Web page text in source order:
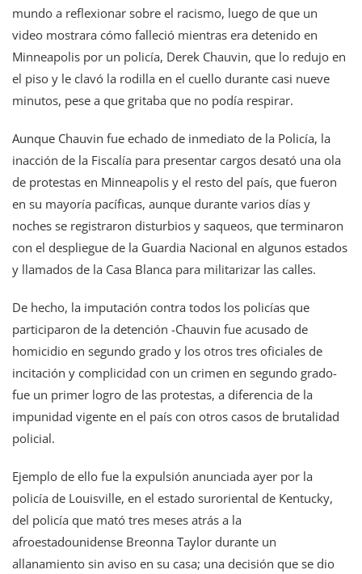
mundo a reflexionar sobre el racismo, luego de que un
video mostrara cómo falleció mientras era detenido en
Minneapolis por un policía, Derek Chauvin, que lo redujo en
el piso y le clavó la rodilla en el cuello durante casi nueve
minutos, pese a que gritaba que no podía respirar.
Aunque Chauvin fue echado de inmediato de la Policía, la
inacción de la Fiscalía para presentar cargos desató una ola
de protestas en Minneapolis y el resto del país, que fueron
en su mayoría pacíficas, aunque durante varios días y
noches se registraron disturbios y saqueos, que terminaron
con el despliegue de la Guardia Nacional en algunos estados
y llamados de la Casa Blanca para militarizar las calles.
De hecho, la imputación contra todos los policías que
participaron de la detención -Chauvin fue acusado de
homicidio en segundo grado y los otros tres oficiales de
incitación y complicidad con un crimen en segundo grado-
fue un primer logro de las protestas, a diferencia de la
impunidad vigente en el país con otros casos de brutalidad
policial.
Ejemplo de ello fue la expulsión anunciada ayer por la
policía de Louisville, en el estado suroriental de Kentucky,
del policía que mató tres meses atrás a la
afroestadounidense Breonna Taylor durante un
allanamiento sin aviso en su casa; una decisión que se dio